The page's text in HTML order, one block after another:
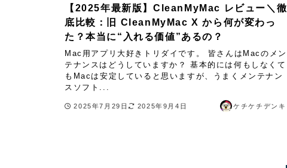
【2025年最新版】CleanMyMac レビュー＼徹
底比較：旧 CleanMyMac X から何が変わっ
た？本当に“入れる価値”あるの？
Mac用アプリ大好きトリダイです。 皆さんはMacのメン
テナンスはどうしていますか？ 基本的には何もしなくて
もMacは安定していると思いますが、うまくメンテナン
スソフト...
2025年7月29日 2025年9月4日 ケチケチデンキ